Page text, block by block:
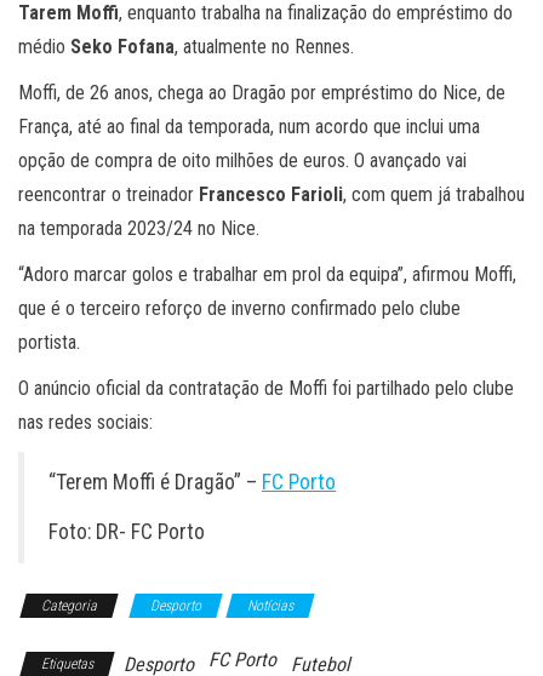
Tarem Moffi, enquanto trabalha na finalização do empréstimo do
médio Seko Fofana, atualmente no Rennes.
Moffi, de 26 anos, chega ao Dragão por empréstimo do Nice, de
França, até ao final da temporada, num acordo que inclui uma
opção de compra de oito milhões de euros. O avançado vai
reencontrar o treinador Francesco Farioli, com quem já trabalhou
na temporada 2023/24 no Nice.
“Adoro marcar golos e trabalhar em prol da equipa”, afirmou Moffi,
que é o terceiro reforço de inverno confirmado pelo clube
portista.
O anúncio oficial da contratação de Moffi foi partilhado pelo clube
nas redes sociais:
“Terem Moffi é Dragão” – FC Porto
Foto: DR- FC Porto
Categoria Desporto Notícias
Etiquetas Desporto FC Porto Futebol